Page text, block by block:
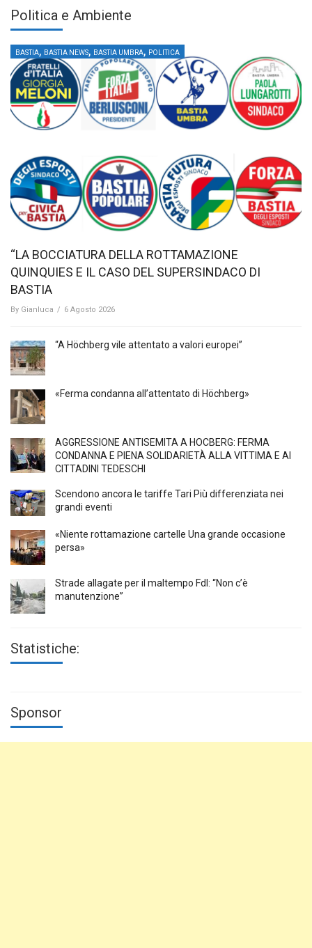
Politica e Ambiente
BASTIA, BASTIA NEWS, BASTIA UMBRA, POLITICA
“LA BOCCIATURA DELLA ROTTAMAZIONE
QUINQUIES E IL CASO DEL SUPERSINDACO DI
BASTIA
By Gianluca / 6 Agosto 2026
“A Höchberg vile attentato a valori europei”
«Ferma condanna all’attentato di Höchberg»
AGGRESSIONE ANTISEMITA A HÖCBERG: FERMA
CONDANNA E PIENA SOLIDARIETÀ ALLA VITTIMA E AI
CITTADINI TEDESCHI
Scendono ancora le tariffe Tari Più differenziata nei
grandi eventi
«Niente rottamazione cartelle Una grande occasione
persa»
Strade allagate per il maltempo FdI: “Non c’è
manutenzione”
Statistiche:
Sponsor